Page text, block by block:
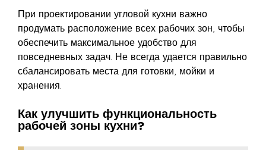
При проектировании угловой кухни важно
продумать расположение всех рабочих зон, чтобы
обеспечить максимальное удобство для
повседневных задач. Не всегда удается правильно
сбалансировать места для готовки, мойки и
хранения.
Как улучшить функциональность
рабочей зоны кухни?